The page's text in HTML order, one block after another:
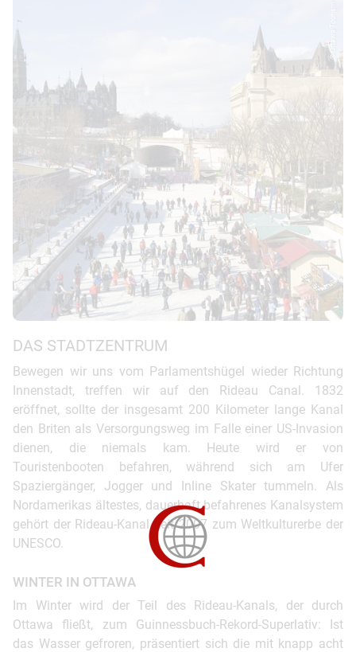
© Ottawa Tourism
DAS STADTZENTRUM
Bewegen wir uns vom Parlamentshügel wieder Richtung
Innenstadt, treffen wir auf den Rideau Canal. 1832
eröffnet, sollte der insgesamt 200 Kilometer lange Kanal
den Briten als Versorgungsweg im Falle einer US-Invasion
dienen, die niemals kam. Heute wird er von
Touristenbooten befahren, während sich am Ufer
Spaziergänger, Jogger und Inline Skater tummeln. Als
Nordamerikas ältestes, dauerhaft befahrenes Kanalsystem
gehört der Rideau-Kanal seit 2007 zum Weltkulturerbe der
UNESCO.
WINTER IN OTTAWA
Im Winter wird der Teil des Rideau-Kanals, der durch
Ottawa fließt, zum Guinnessbuch-Rekord-Superlativ: Ist
das Wasser gefroren, präsentiert sich die mit knapp acht